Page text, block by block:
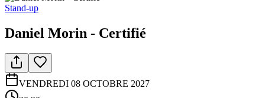
Stand-up
Daniel Morin - Certifié
VENDREDI 08 OCTOBRE 2027